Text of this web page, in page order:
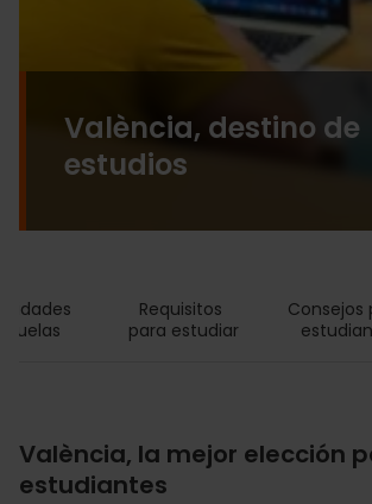
València, destino de
estudios
Requisitos
para estudiar
Consejos
València, la mejor elección
estudiantes